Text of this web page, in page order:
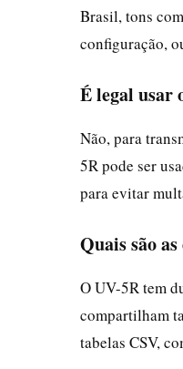
Brasil, tons
configuração,
É legal usar
Não, para
5R pode ser
para evitar
Quais são
O UV-5R tem
compartilham
tabelas CSV,